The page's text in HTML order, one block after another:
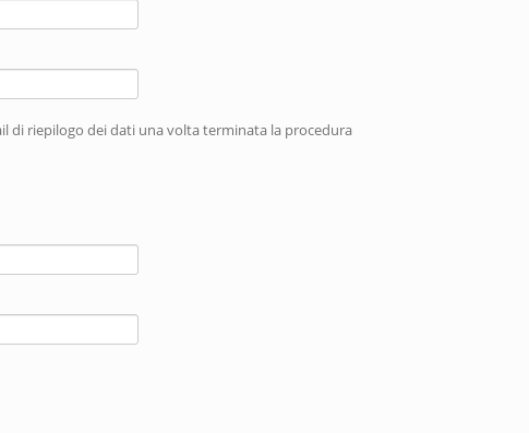
di riepilogo dei dati una volta terminata la procedura